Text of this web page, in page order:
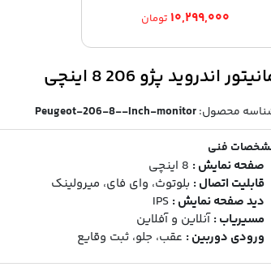
۱۰,۲۹۹,۰۰۰ تومان
اندروید پژو 206 8 اینچی
محصول:Peugeot-206-8--Inch-monitor
فنی
صفحه نمایش : 8 اینچی
قابلیت اتصال : بلوتوث، وای فای، میرولینک
دید صفحه نمایش : IPS
مسیریاب : آنلاین و آفلاین
ورودی دوربین : عقب، جلو، ثبت وقایع